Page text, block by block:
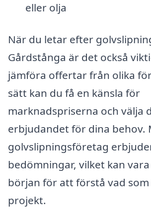
eller olja
När du letar efter
Gårdstånga är det också
jämföra offertar från olika
sätt kan du få en känsla för
marknadspriserna och välja
erbjudandet för dina behov.
golvslipningsföretag
bedömningar, vilket kan
början för att förstå vad
projekt.